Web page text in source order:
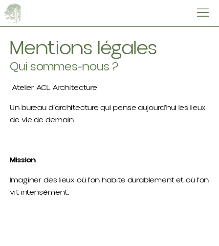
Mentions légales
Qui sommes-nous ?
Atelier ACL Architecture
Un bureau d’architecture qui pense aujourd’hui les lieux
de vie de demain.
Mission
Imaginer des lieux où l’on habite durablement et où l’on
vit intensément.